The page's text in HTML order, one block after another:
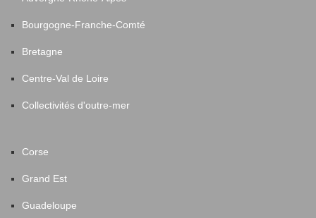
Bourgogne-Franche-Comté
Bretagne
Centre-Val de Loire
Collectivités d'outre-mer
Corse
Grand Est
Guadeloupe